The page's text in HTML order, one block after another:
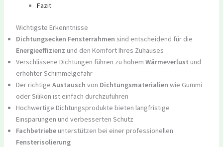
Fazit
Wichtigste Erkenntnisse
Dichtungsecken Fensterrahmen sind entscheidend für die
Energieeffizienz und den Komfort Ihres Zuhauses
Verschlissene Dichtungen führen zu hohem Wärmeverlust und
erhöhter Schimmelgefahr
Der richtige Austausch von Dichtungsmaterialien wie Gummi
oder Silikon ist einfach durchzuführen
Hochwertige Dichtungsprodukte bieten langfristige
Einsparungen und verbesserten Schutz
Fachbetriebeunterstützen bei einer professionellen
Fensterisolierung